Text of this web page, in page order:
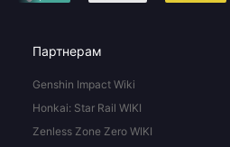
Партнерам
Genshin Impact Wiki
Honkai: Star Rail WIKI
Zenless Zone Zero WIKI